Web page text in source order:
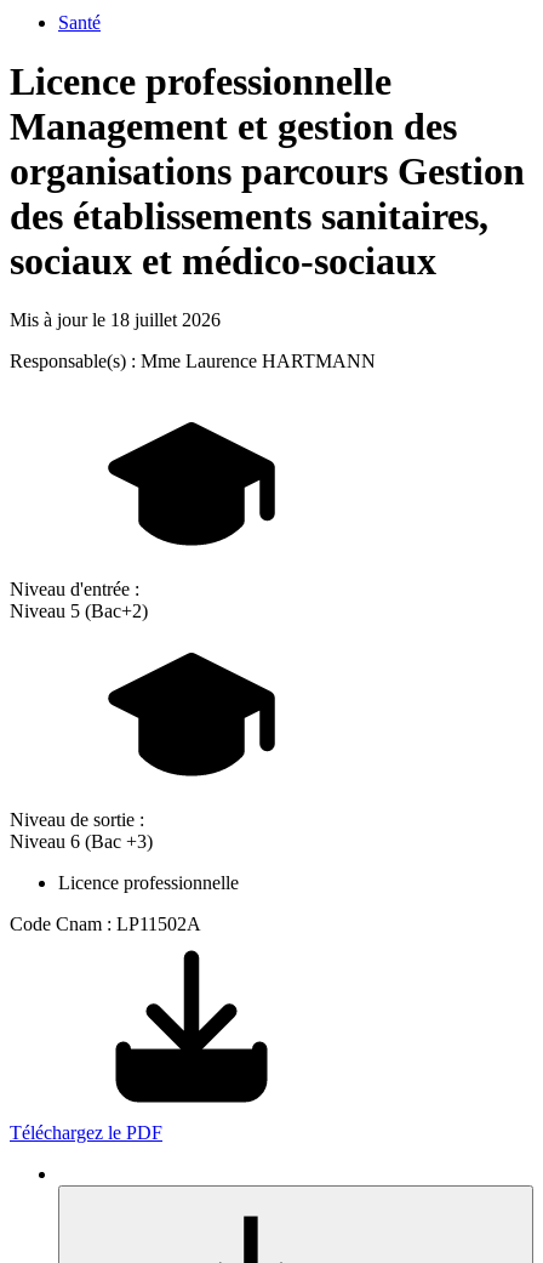
Santé
Licence professionnelle
Management et gestion des
organisations parcours Gestion
des établissements sanitaires,
sociaux et médico-sociaux
Mis à jour le 18 juillet 2026
Responsable(s) : Mme Laurence HARTMANN
Niveau d'entrée :
Niveau 5 (Bac+2)
Niveau de sortie :
Niveau 6 (Bac +3)
Licence professionnelle
Code Cnam : LP11502A
Téléchargez le PDF